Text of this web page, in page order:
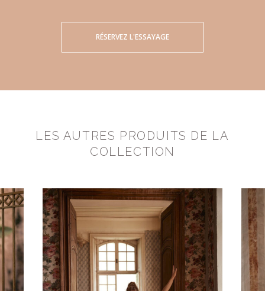
RÉSERVEZ L'ESSAYAGE
LES AUTRES PRODUITS DE LA
COLLECTION